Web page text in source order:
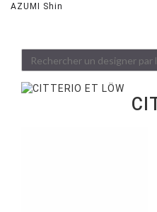
AZUMI Shin